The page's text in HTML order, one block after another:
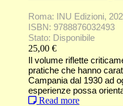
Roma: INU Edizioni,
ISBN: 9788876032493
Stato: Disponibile
25,00 €
Il volume riflette
pratiche che hanno
Campania dal 1930 ad
esperienze possa
Read more